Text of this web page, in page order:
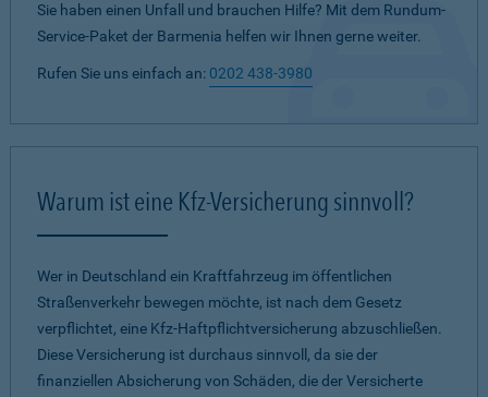
Sie haben einen Unfall und brauchen Hilfe? Mit dem Rundum-
Service-Paket der Barmenia helfen wir Ihnen gerne weiter.
Rufen Sie uns einfach an: 0202 438-3980
Warum ist eine Kfz-Versicherung sinnvoll?
Wer in Deutschland ein Kraftfahrzeug im öffentlichen
Straßenverkehr bewegen möchte, ist nach dem Gesetz
verpflichtet, eine Kfz-Haftpflichtversicherung abzuschließen.
Diese Versicherung ist durchaus sinnvoll, da sie der
finanziellen Absicherung von Schäden, die der Versicherte